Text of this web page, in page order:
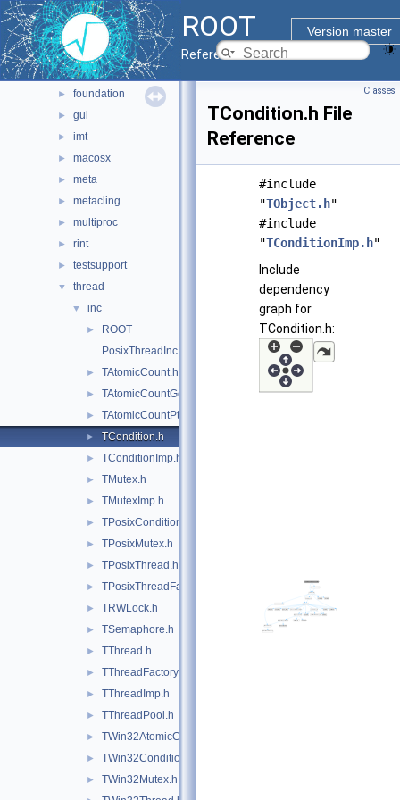
ROOT
Version master
Reference Guide
► base
► clingutils
► cont
► dictgen
► foundation
► gui
► imt
► macosx
► meta
► metacling
► multiproc
► rint
► testsupport
▼ thread
▼ inc
►
ROOT
PosixThreadInc.h
► TAtomicCount.h
► TAtomicCountGcc.h
► TAtomicCountPthread.h
► TCondition.h
► TConditionImp.h
► TMutex.h
► TMutexImp.h
► TPosixCondition.h
► TPosixMutex.h
► TPosixThread.h
► TPosixThreadFactory.h
► TRWLock.h
► TSemaphore.h
► TThread.h
► TThreadFactory.h
► TThreadImp.h
► TThreadPool.h
► TWin32AtomicCount.h
► TWin32Condition.h
► TWin32Mutex.h
Classes
TCondition.h File
Reference
#include
"TObject.h"
#include
"TConditionImp.h"
Include
dependency
graph for
TCondition.h: